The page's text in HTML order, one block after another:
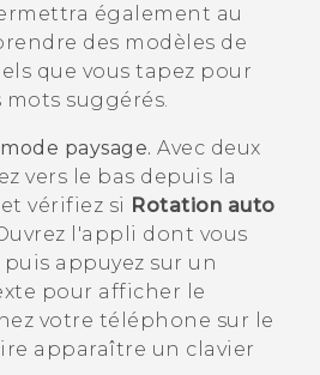
également au
des modèles de
que vous tapez pour
suggérés.
paysage. Avec deux
vers le bas depuis la
vérifiez si Rotation auto
l'appli dont vous
puis appuyez sur un
pour afficher le
votre téléphone sur le
apparaître un clavier